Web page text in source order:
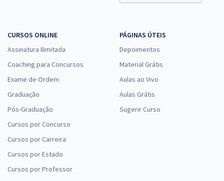
CURSOS ONLINE
Assinatura Ilimitada
Coaching para Concursos
Exame de Ordem
Graduação
Pós-Graduação
Cursos por Concurso
Cursos por Carreira
Cursos por Estado
Cursos por Professor
PÁGINAS ÚTEIS
Depoimentos
Material Grátis
Aulas ao Vivo
Aulas Grátis
Sugerir Curso